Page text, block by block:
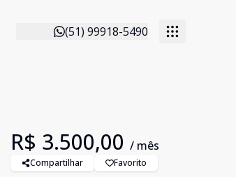
(51) 99918-5490
R$ 3.500,00 / mês
Compartilhar Favorito